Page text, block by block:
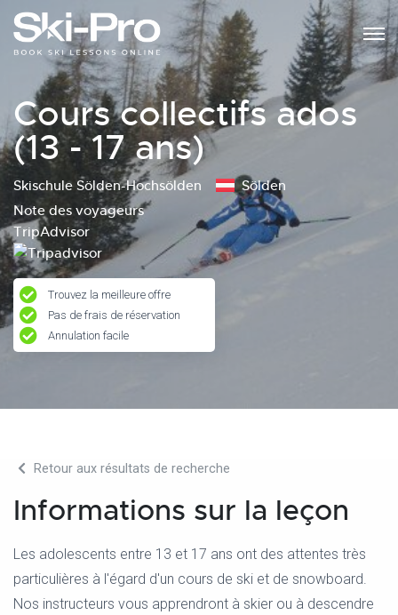
Cours collectifs ados
(13 - 17 ans)
Skischule Sölden-Hochsölden
Sölden
Note des voyageurs
TripAdvisor
Trouvez la meilleure offre
Pas de frais de réservation
Annulation facile
Retour aux résultats de recherche
Informations sur la leçon
Les adolescents entre 13 et 17 ans ont des attentes très
particulières à l'égard d'un cours de ski et de snowboard.
Nos instructeurs vous apprendront à skier ou à descendre